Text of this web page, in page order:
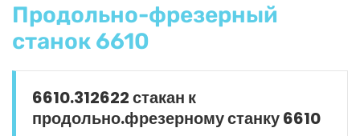
Продольно-фрезерный
станок 6610
6610.312622 стакан к
продольно.фрезерному станку 6610